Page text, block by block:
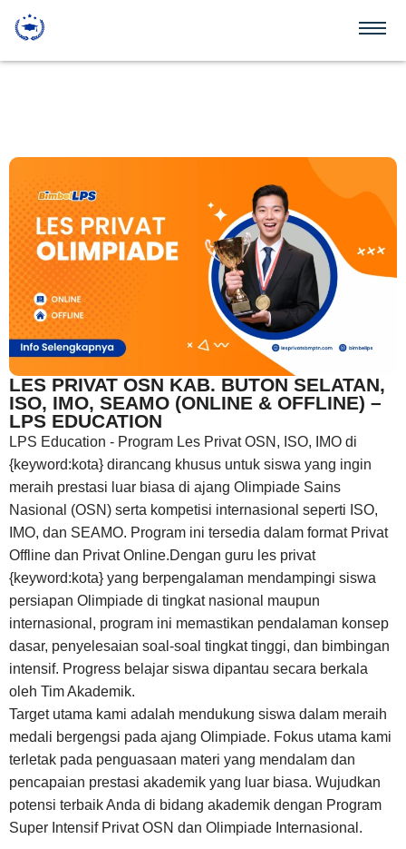
LES PRIVAT OSN KAB. BUTON SELATAN,
ISO, IMO, SEAMO (ONLINE & OFFLINE) –
LPS EDUCATION
LPS Education - Program Les Privat OSN, ISO, IMO di
{keyword:kota} dirancang khusus untuk siswa yang ingin
meraih prestasi luar biasa di ajang Olimpiade Sains
Nasional (OSN) serta kompetisi internasional seperti ISO,
IMO, dan SEAMO. Program ini tersedia dalam format Privat
Offline dan Privat Online.Dengan guru les privat
{keyword:kota} yang berpengalaman mendampingi siswa
persiapan Olimpiade di tingkat nasional maupun
internasional, program ini memastikan pendalaman konsep
dasar, penyelesaian soal-soal tingkat tinggi, dan bimbingan
intensif. Progress belajar siswa dipantau secara berkala
oleh Tim Akademik.
Target utama kami adalah mendukung siswa dalam meraih
medali bergengsi pada ajang Olimpiade. Fokus utama kami
terletak pada penguasaan materi yang mendalam dan
pencapaian prestasi akademik yang luar biasa. Wujudkan
potensi terbaik Anda di bidang akademik dengan Program
Super Intensif Privat OSN dan Olimpiade Internasional.